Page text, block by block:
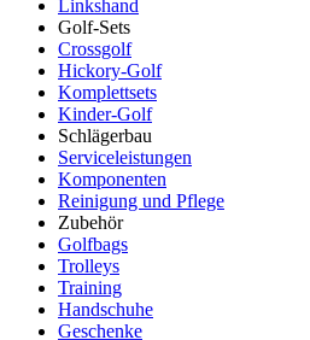
Linkshand
Golf-Sets
Crossgolf
Hickory-Golf
Komplettsets
Kinder-Golf
Schlägerbau
Serviceleistungen
Komponenten
Reinigung und Pflege
Zubehör
Golfbags
Trolleys
Training
Handschuhe
Geschenke